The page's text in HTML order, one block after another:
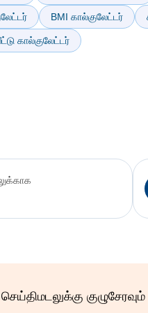
BMI கால்குலேட்டர்
கால்குலேட்டர்
குழுசேரவும்